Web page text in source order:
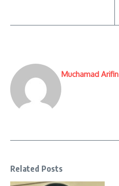
Muchamad Arifin
Related Posts